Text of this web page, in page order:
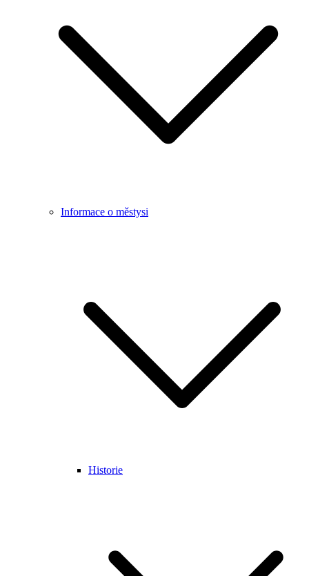
Informace o městysi
Historie